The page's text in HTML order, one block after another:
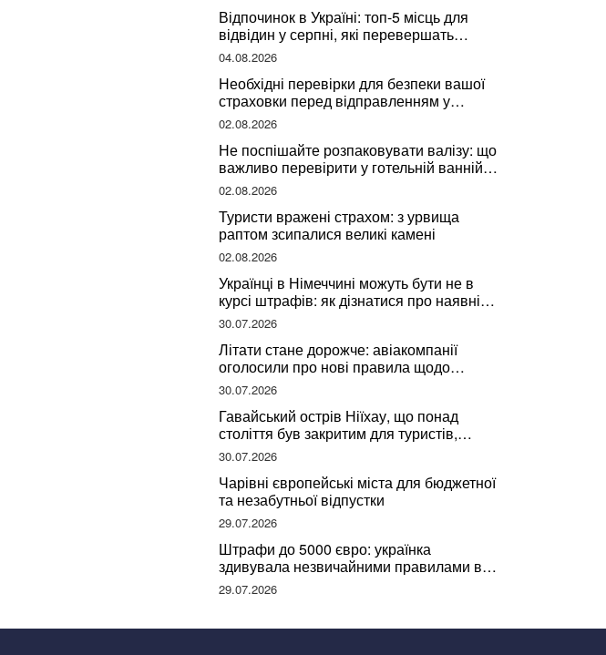
Відпочинок в Україні: топ-5 місць для
відвідин у серпні, які перевершать
закордонні враження
04.08.2026
Необхідні перевірки для безпеки вашої
страховки перед відправленням у
подорож
02.08.2026
Не поспішайте розпаковувати валізу: що
важливо перевірити у готельній ванній
за словами досвідченої мандрівниці
02.08.2026
Туристи вражені страхом: з урвища
раптом зсипалися великі камені
02.08.2026
Українці в Німеччині можуть бути не в
курсі штрафів: як дізнатися про наявні
борги
30.07.2026
Літати стане дорожче: авіакомпанії
оголосили про нові правила щодо
вибору місць
30.07.2026
Гавайський острів Ніїхау, що понад
століття був закритим для туристів,
починає приймати перших відвідувачів
30.07.2026
Чарівні європейські міста для бюджетної
та незабутньої відпустки
29.07.2026
Штрафи до 5000 євро: українка
здивувала незвичайними правилами в
Німеччині та поділилася правдою
29.07.2026